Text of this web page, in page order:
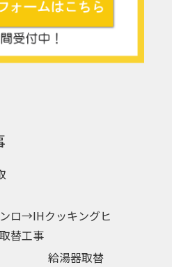
ロ→IHクッキングヒ
替工事
給湯器取替